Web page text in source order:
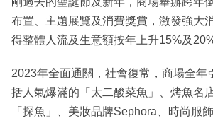
布置、主題展覽及消費獎賞，激發強大
得整體人流及生意額按年上升15%及20%
2023年全面通關，社會復常，商場全年
括人氣爆滿的「太二酸菜魚」、烤魚名
「探魚」、美妝品牌Sephora、時尚服